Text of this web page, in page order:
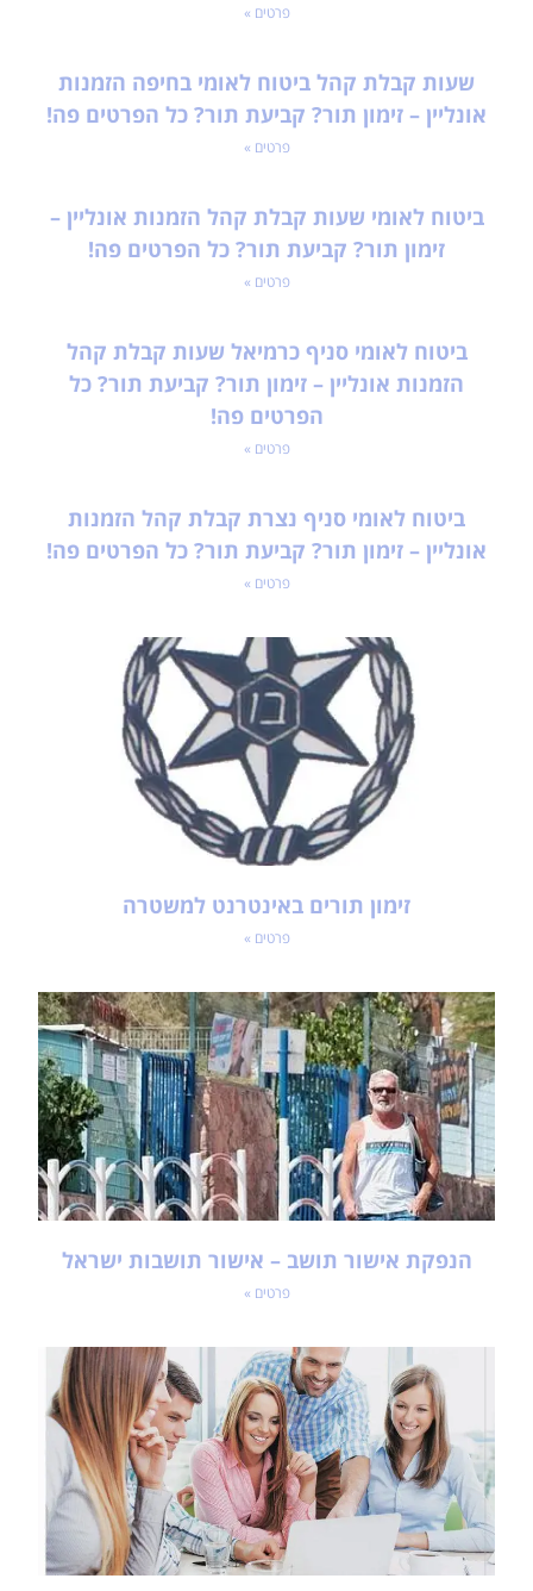
פרטים »
שעות קבלת קהל ביטוח לאומי בחיפה הזמנות
אונליין – זימון תור? קביעת תור? כל הפרטים פה!
פרטים »
ביטוח לאומי שעות קבלת קהל הזמנות אונליין –
זימון תור? קביעת תור? כל הפרטים פה!
פרטים »
ביטוח לאומי סניף כרמיאל שעות קבלת קהל
הזמנות אונליין – זימון תור? קביעת תור? כל
הפרטים פה!
פרטים »
ביטוח לאומי סניף נצרת קבלת קהל הזמנות
אונליין – זימון תור? קביעת תור? כל הפרטים פה!
פרטים »
זימון תורים באינטרנט למשטרה
פרטים »
הנפקת אישור תושב – אישור תושבות ישראל
פרטים »